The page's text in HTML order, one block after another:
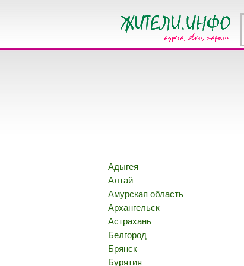
Адыгея
Алтай
Амурская область
Архангельск
Астрахань
Белгород
Брянск
Бурятия